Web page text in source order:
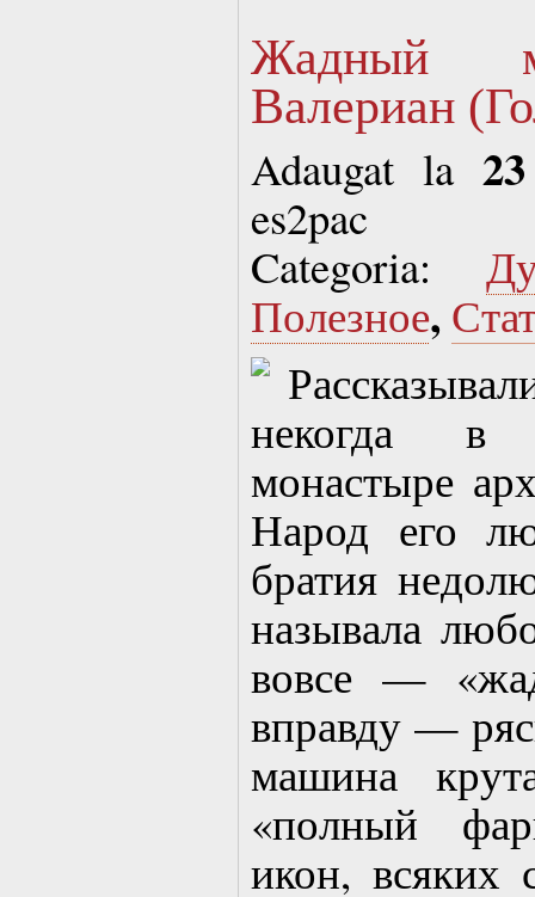
Жадный
Валериан
Adaugat la
es2pac
Categoria:
Полезное,
некогда в
монастыре
Народ его
братия
называла
вовсе —
вправду —
машина
«полный
икон, всяких